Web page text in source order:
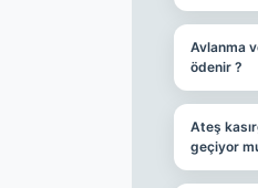
Avlanma
ödenir ?
Ateş
geçiyor